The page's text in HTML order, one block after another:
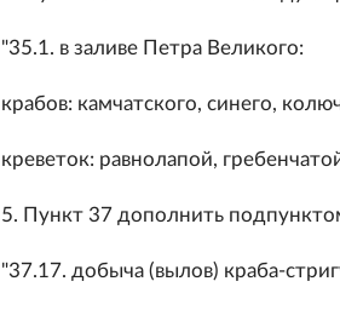
"35.1. в заливе Петра Великого:
крабов: камчатского, синего,
креветок: равнолапой,
5. Пункт 37 дополнить
"37.17. добыча (вылов) краба-